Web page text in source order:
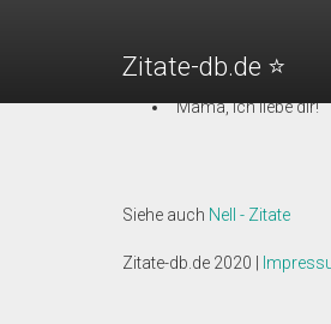
Zitate-db.de ⭐️
"Entschuldigt mich
"Mama, ich liebe dir!"
Siehe auch Nell - Zitate
Zitate-db.de 2020 |